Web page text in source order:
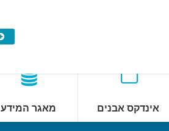
אינדקס אבנים מאגר המידע